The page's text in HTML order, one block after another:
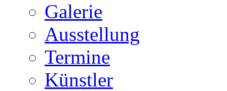
Galerie
Ausstellung
Termine
Künstler